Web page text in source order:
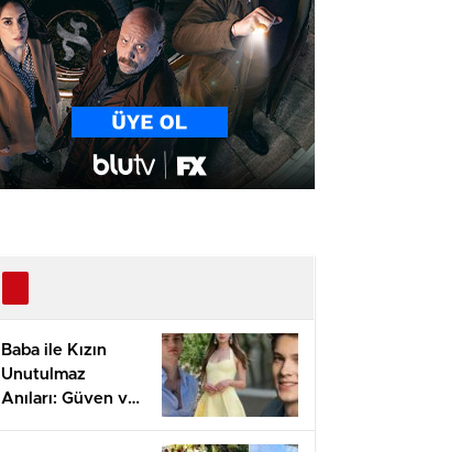
Baba ile Kızın
Unutulmaz
Anıları: Güven ve